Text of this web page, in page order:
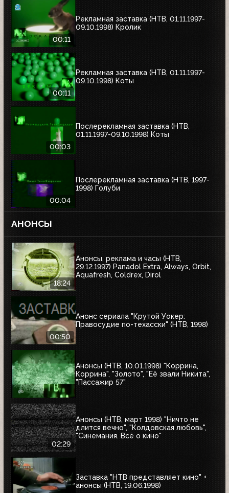
00:11
Рекламная заставка (НТВ, 01.11.1997-
09.10.1998) Кролик
00:11
Рекламная заставка (НТВ, 01.11.1997-
09.10.1998) Коты
00:03
Послерекламная заставка (НТВ,
01.11.1997-09.10.1998) Коты
00:04
Послерекламная заставка (НТВ, 1997-
1998) Голуби
АНОНСЫ
18:24
Анонсы, реклама и часы (НТВ,
29.12.1997) Panadol Extra, Always, Orbit,
Aquafresh, Coldrex, Dirol
00:50
Анонс сериала "Крутой Уокер:
Правосудие по-техасски" (НТВ, 1998)
Анонсы (НТВ, 10.01.1998) "Коррина,
Коррина", "Золото", "Её звали Никита",
"Пассажир 57"
02:29
Анонсы (НТВ, март 1998) "Ничто не
длится вечно", "Колдовская любовь",
"Синемания. Всё о кино"
Заставка "НТВ представляет кино" +
анонсы (НТВ, 19.06.1998)